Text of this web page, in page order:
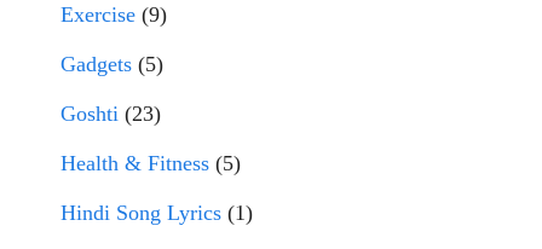
Exercise (9)
Gadgets (5)
Goshti (23)
Health & Fitness (5)
Hindi Song Lyrics (1)